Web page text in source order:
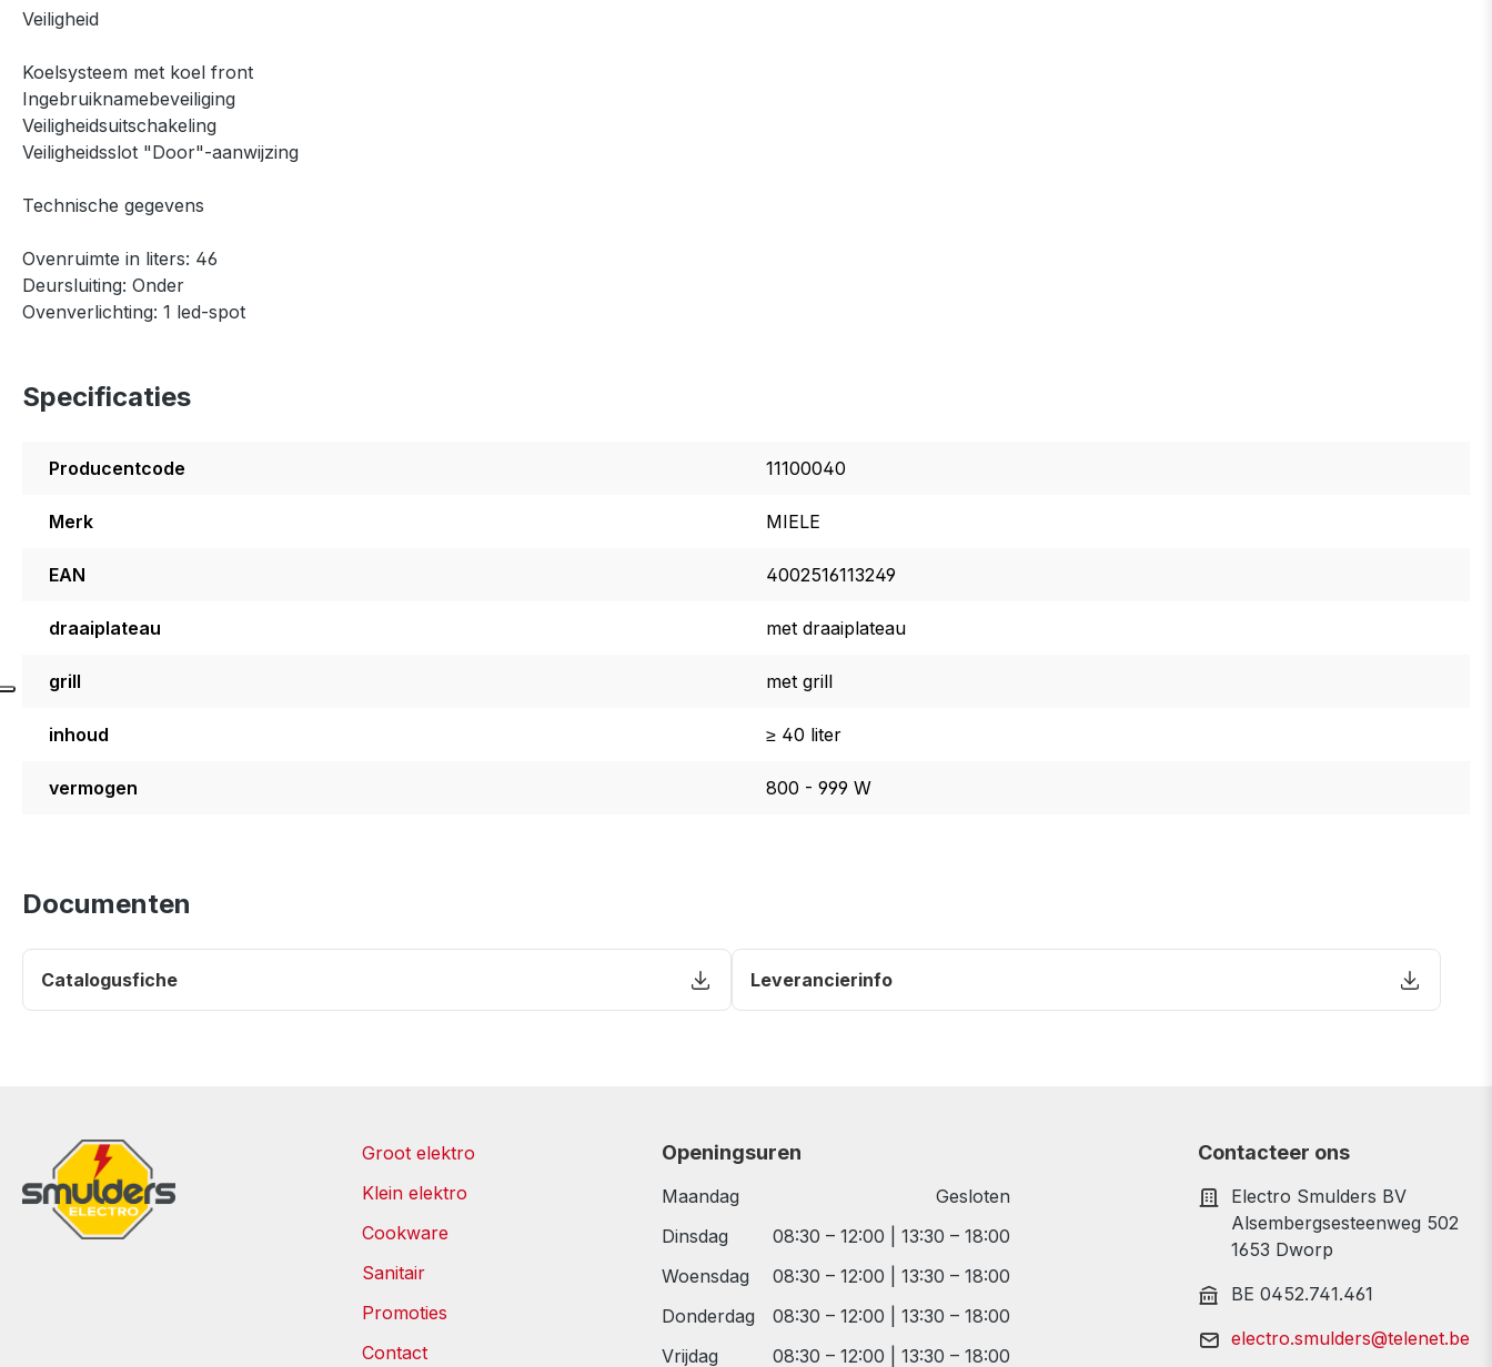
Veiligheid
Koelsysteem met koel front
Ingebruiknamebeveiliging
Veiligheidsuitschakeling
Veiligheidsslot "Door"-aanwijzing
Technische gegevens
Ovenruimte in liters: 46
Deursluiting: Onder
Ovenverlichting: 1 led-spot
Specificaties
Producentcode 11100040
Merk MIELE
EAN 4002516113249
draaiplateau met draaiplateau
grill met grill
inhoud ≥ 40 liter
vermogen 800 - 999 W
Documenten
Catalogusfiche Leverancierinfo
Groot elektro
Klein elektro
Cookware
Sanitair
Promoties
Contact
Openingsuren
Maandag
Gesloten
Dinsdag
08:30 – 12:00 | 13:30 – 18:00
Woensdag
08:30 – 12:00 | 13:30 – 18:00
Donderdag
08:30 – 12:00 | 13:30 – 18:00
Vrijdag
08:30 – 12:00 | 13:30 – 18:00
Contacteer ons
Electro Smulders BV
Alsembergsesteenweg 502
1653 Dworp
BE 0452.741.461
electro.smulders@telenet.be